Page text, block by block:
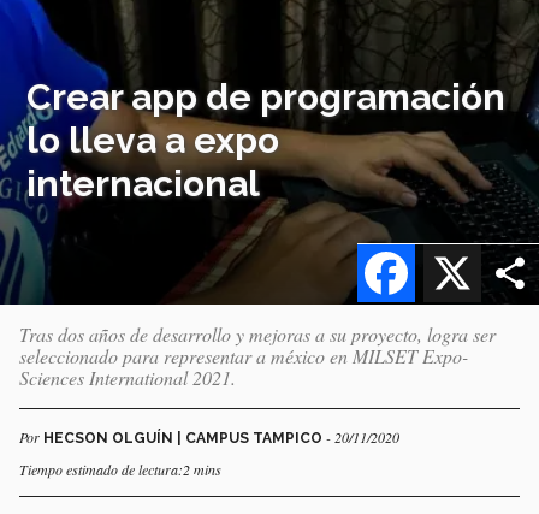
Crear app de programación
lo lleva a expo
internacional
X
Facebook
Tras dos años de desarrollo y mejoras a su proyecto, logra ser
seleccionado para representar a méxico en MILSET Expo-
Sciences International 2021.
Por HECSON OLGUÍN | CAMPUS TAMPICO - 20/11/2020
Tiempo estimado de lectura:2 mins